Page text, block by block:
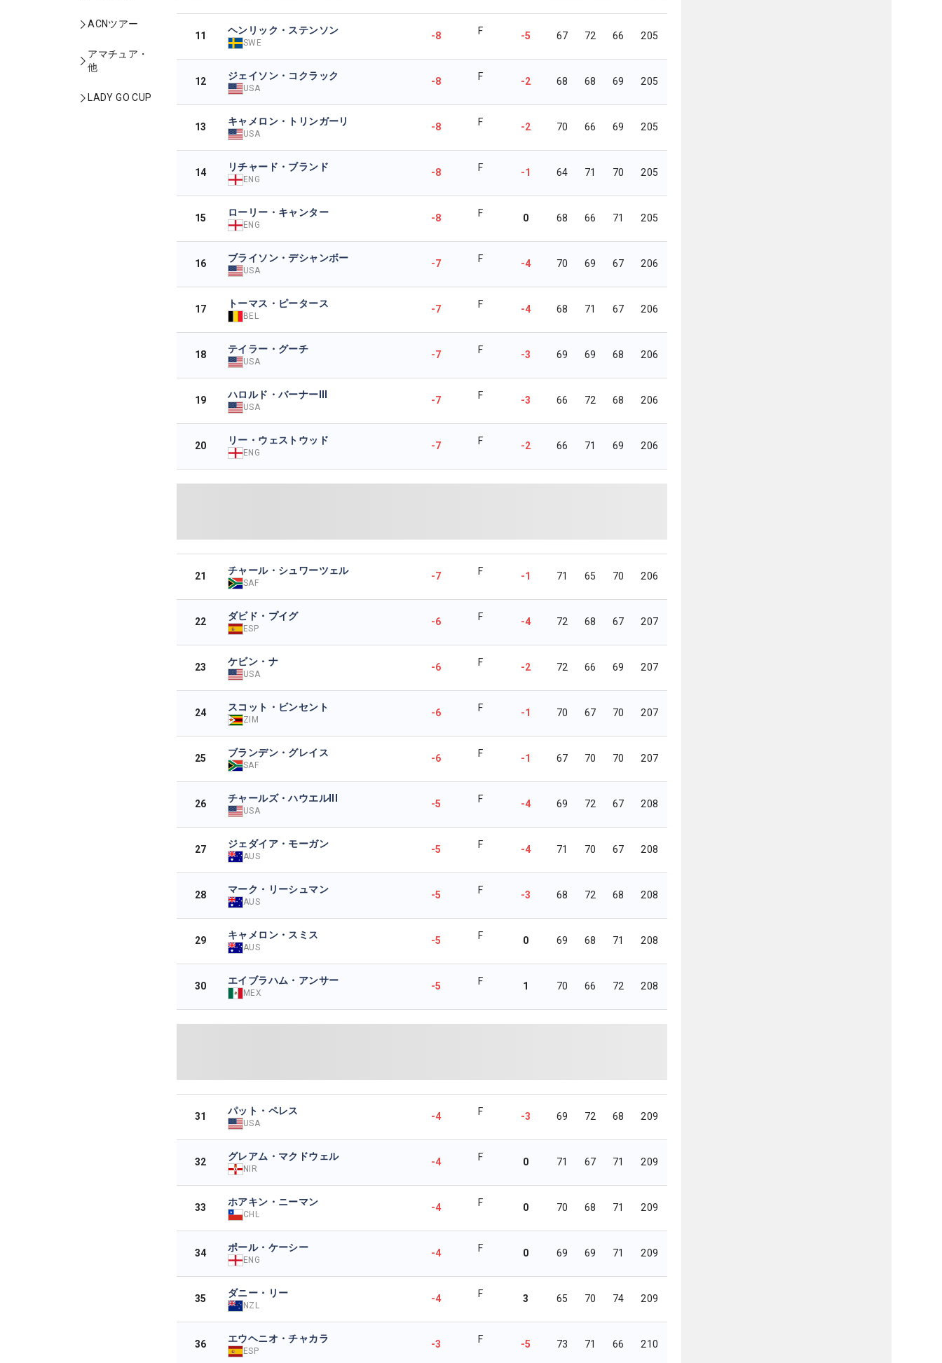
ACNツアー
アマチュア・
他
LADY GO CUP
11 ヘンリック・ステンソン
SWE
-8 F -5 67 72 66 205
12 ジェイソン・コクラック
USA
-8 F -2 68 68 69 205
13 キャメロン・トリンガーリ
USA
-8 F -2 70 66 69 205
14 リチャード・ブランド
ENG
-8 F -1 64 71 70 205
15 ローリー・キャンター
ENG
-8 F 0 68 66 71 205
16 ブライソン・デシャンボー
USA
-7 F -4 70 69 67 206
17 トーマス・ピータース
BEL
-7 F -4 68 71 67 206
18 テイラー・グーチ
USA
-7 F -3 69 69 68 206
19 ハロルド・バーナーIII
USA
-7 F -3 66 72 68 206
20 リー・ウェストウッド
ENG
-7 F -2 66 71 69 206
21 チャール・シュワーツェル
SAF
-7 F -1 71 65 70 206
22 ダビド・プイグ
ESP
-6 F -4 72 68 67 207
23 ケビン・ナ
USA
-6 F -2 72 66 69 207
24 スコット・ビンセント
ZIM
-6 F -1 70 67 70 207
25 ブランデン・グレイス
SAF
-6 F -1 67 70 70 207
26 チャールズ・ハウエルIII
USA
-5 F -4 69 72 67 208
27 ジェダイア・モーガン
AUS
-5 F -4 71 70 67 208
28 マーク・リーシュマン
AUS
-5 F -3 68 72 68 208
29 キャメロン・スミス
AUS
-5 F 0 69 68 71 208
30 エイブラハム・アンサー
MEX
-5 F 1 70 66 72 208
31 パット・ペレス
USA
-4 F -3 69 72 68 209
32 グレアム・マクドウェル
NIR
-4 F 0 71 67 71 209
33 ホアキン・ニーマン
CHL
-4 F 0 70 68 71 209
34 ポール・ケーシー
ENG
-4 F 0 69 69 71 209
35 ダニー・リー
NZL
-4 F 3 65 70 74 209
36 エウヘニオ・チャカラ
ESP
-3 F -5 73 71 66 210